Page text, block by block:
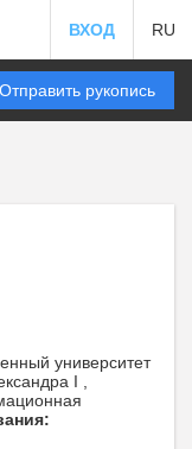
ВХОД RU
Отправить рукопись
университет
I ,